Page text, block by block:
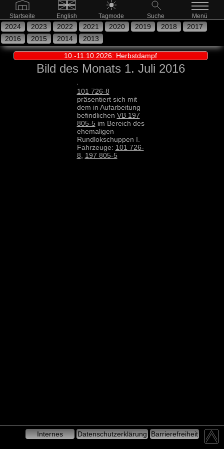
Startseite English Tagmode Suche Menü
2024 2023 2022 2021 2020 2019 2018
2017
2016
2015 2014 2013
10.-11.10.2026: Herbstdampf
Bild des Monats 1. Juli 2016
101 726-8
präsentiert sich mit
dem in Aufarbeitung
befindlichen VB 197
805-5 im Bereich des
ehemaligen
Rundlokschuppen I.
Fahrzeuge: 101 726-
8
197 805-5
Internes Datenschutzerklärung Barrierefreiheit